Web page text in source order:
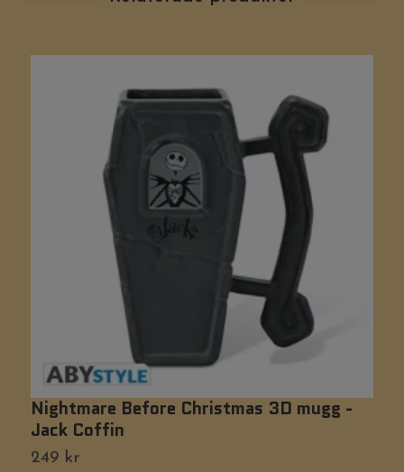
Nightmare Before Christmas 3D mugg -
Jack Coffin
249 kr